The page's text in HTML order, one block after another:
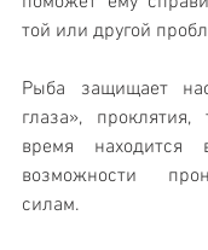
той или другой
Рыба защищает
глаза»,
время находится
возможности
силам.